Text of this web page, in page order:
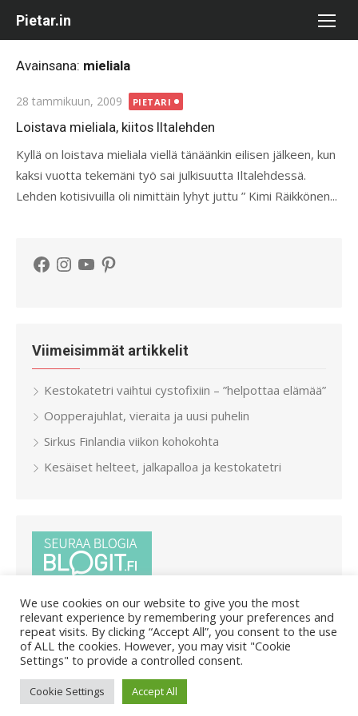
Pietar.in
Avainsana: mieliala
Posted
on
28 tammikuun, 2009 PIETARI
Loistava mieliala, kiitos Iltalehden
Kyllä on loistava mieliala viellä tänäänkin eilisen jälkeen, kun
kaksi vuotta tekemäni työ sai julkisuutta Iltalehdessä.
Lehden kotisivuilla oli nimittäin lyhyt juttu ” Kimi Räikkönen...
Facebook
Instagram
YouTubePinterest
Viimeisimmät artikkelit
Kestokatetri vaihtui cystofixiin – ”helpottaa elämää”
Oopperajuhlat, vieraita ja uusi puhelin
Sirkus Finlandia viikon kohokohta
Kesäiset helteet, jalkapalloa ja kestokatetri
© 2026 Pietar.in/ Powered by WordPress
Lab
We use cookies on our website to give you the most
relevant experience by remembering your preferences and
repeat visits. By clicking “Accept All”, you consent to the use
of ALL the cookies. However, you may visit "Cookie
Settings" to provide a controlled consent.
Cookie Settings Accept All